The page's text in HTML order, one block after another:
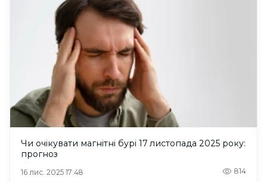
Чи очікувати магнітні бурі 17 листопада 2025 року:
прогноз
16 лис. 2025 17:48 814